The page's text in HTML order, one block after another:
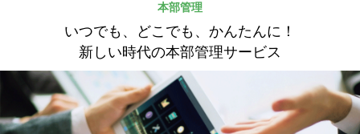
ホール様向け製品
ホール関係者様専用
パチスロ検定情報
本部管理
いつでも、どこでも、かんたんに！
新しい時代の本部管理サービス